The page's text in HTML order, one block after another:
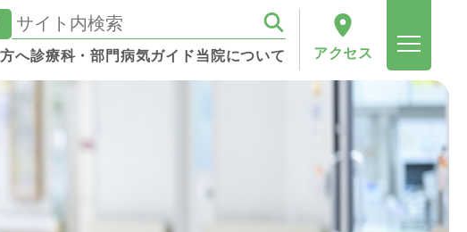
へ診療科・部門病気ガイド当院について アクセス